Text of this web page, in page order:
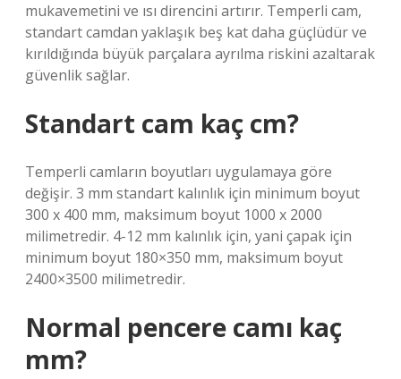
mukavemetini ve ısı direncini artırır. Temperli cam,
standart camdan yaklaşık beş kat daha güçlüdür ve
kırıldığında büyük parçalara ayrılma riskini azaltarak
güvenlik sağlar.
Standart cam kaç cm?
Temperli camların boyutları uygulamaya göre
değişir. 3 mm standart kalınlık için minimum boyut
300 x 400 mm, maksimum boyut 1000 x 2000
milimetredir. 4-12 mm kalınlık için, yani çapak için
minimum boyut 180×350 mm, maksimum boyut
2400×3500 milimetredir.
Normal pencere camı kaç
mm?